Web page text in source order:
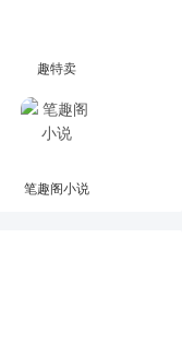
趣特卖
笔趣阁小说